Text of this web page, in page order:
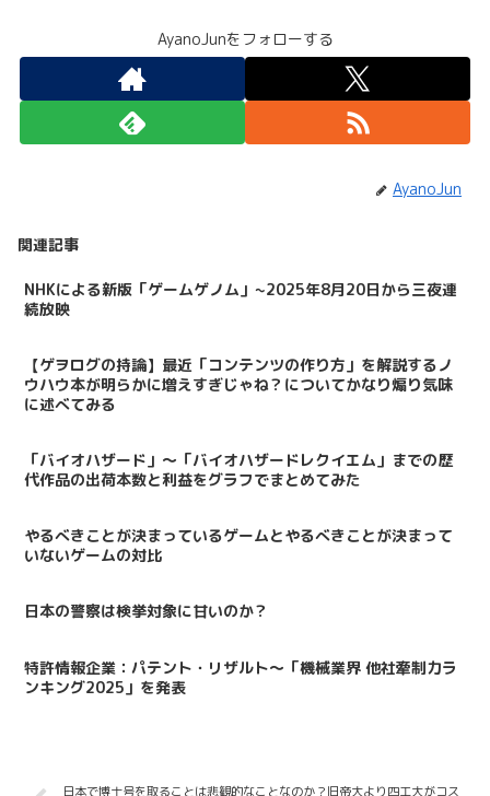
AyanoJunをフォローする
AyanoJun
関連記事
NHKによる新版「ゲームゲノム」~2025年8月20日から三夜連
続放映
【ゲヲログの持論】最近「コンテンツの作り方」を解説するノ
ウハウ本が明らかに増えすぎじゃね？についてかなり煽り気味
に述べてみる
「バイオハザード」～「バイオハザードレクイエム」までの歴
代作品の出荷本数と利益をグラフでまとめてみた
やるべきことが決まっているゲームとやるべきことが決まって
いないゲームの対比
日本の警察は検挙対象に甘いのか？
特許情報企業：パテント・リザルト～「機械業界 他社牽制力ラ
ンキング2025」を発表
日本で博士号を取ることは悲観的なことなのか？旧帝大より四工大がコス